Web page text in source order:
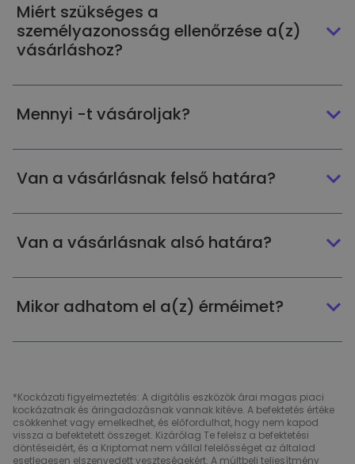
Miért szükséges a
személyazonosság ellenőrzése a(z)
vásárláshoz?
Mennyi -t vásároljak?
Van a vásárlásnak felső határa?
Van a vásárlásnak alsó határa?
Mikor adhatom el a(z) érméimet?
*Kockázati figyelmeztetés: A digitális eszközök árai magas piaci
kockázatnak és áringadozásnak vannak kitéve. A befektetés értéke
csökkenhet vagy emelkedhet, és előfordulhat, hogy nem kapod
vissza a befektetett összeget. Kizárólag Te felelsz a befektetési
döntéseidért, és a Kriptomat nem vállal felelősséget az általad
esetlegesen elszenvedett veszteségekért. A múltbeli teljesítmény